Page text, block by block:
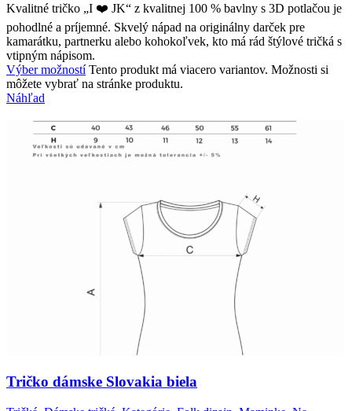
Kvalitné tričko „I ❤️ JK“ z kvalitnej 100 % bavlny s 3D potlačou je
pohodlné a príjemné. Skvelý nápad na originálny darček pre
kamarátku, partnerku alebo kohokoľvek, kto má rád štýlové tričká s
vtipným nápisom.
Výber možností Tento produkt má viacero variantov. Možnosti si
môžete vybrať na stránke produktu.
Náhľad
Tričko dámske Slovakia biela